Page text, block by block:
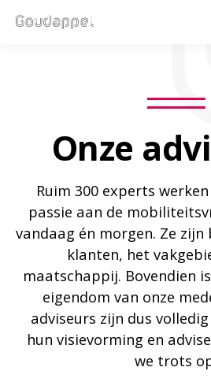
Onze
Ruim 300 experts
passie aan de
vandaag én morgen. Ze
klanten, het
maatschappij. Bovendien
eigendom van onze
adviseurs zijn dus
hun visievorming en
we trots